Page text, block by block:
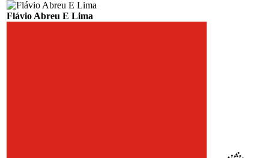
Flávio Abreu E Lima